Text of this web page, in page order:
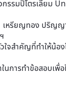
รรมปิโตรเลียม
เหรียญทอง ปริญญ
จสำคัญที่ทำให้น้อ
นการทำข้อสอบเพื่